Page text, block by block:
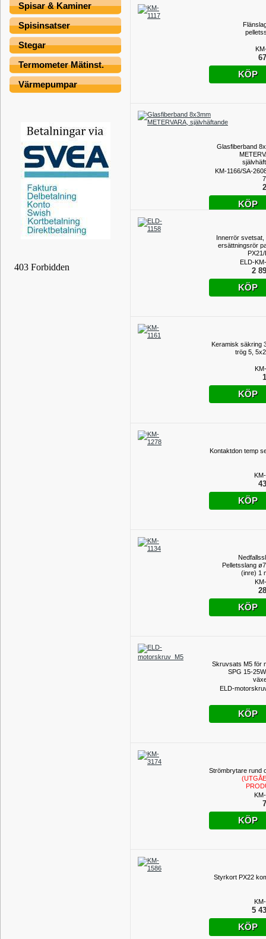
Spisar & Kaminer
Spisinsatser
Stegar
Termometer Mätinst.
Värmepumpar
KÖP
Glasfiberband
KM-1166/SA-
KÖP
Innerrör svetsat,
ersättningsrör
ELD-
2
KÖP
Keramisk säkring
trög 5,
KÖP
Kontaktdon temp
KÖP
Pelletsslang
(inre) 1
KÖP
Skruvsats M5 för
SPG 15-
ELD-
KÖP
Strömbrytare rund
KÖP
Styrkort PX22
5
KÖP